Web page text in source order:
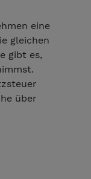
eine
gleichen
gibt es,
über